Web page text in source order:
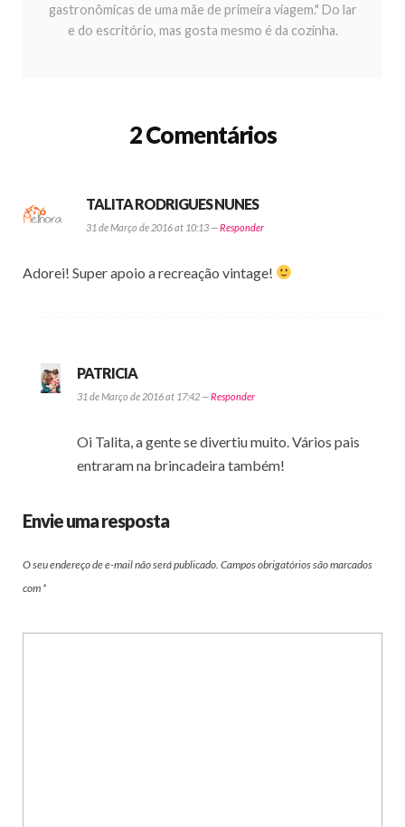
gastronômicas de uma mãe de primeira viagem." Do lar
e do escritório, mas gosta mesmo é da cozinha.
2 Comentários
TALITA RODRIGUES NUNES
31 de Março de 2016 at 10:13 —Responder
Adorei! Super apoio a recreação vintage!
PATRICIA
31 de Março de 2016 at 17:42 —Responder
Oi Talita, a gente se divertiu muito. Vários pais
entraram na brincadeira também!
Envie uma resposta
O seu endereço de e-mail não será publicado. Campos obrigatórios são marcados
com *